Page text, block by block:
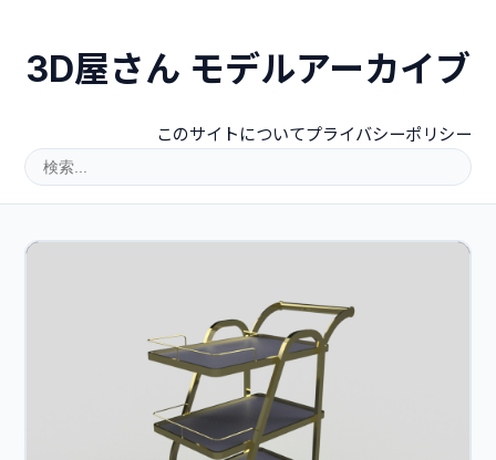
3D屋さん モデルアーカイブ
このサイトについてプライバシーポリシー